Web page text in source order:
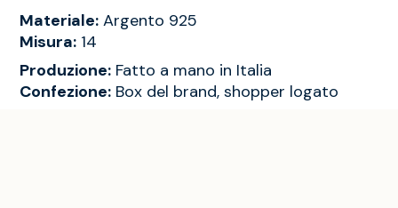
Materiale: Argento 925
Misura: 14
Produzione: Fatto a mano in Italia
Confezione: Box del brand, shopper logato